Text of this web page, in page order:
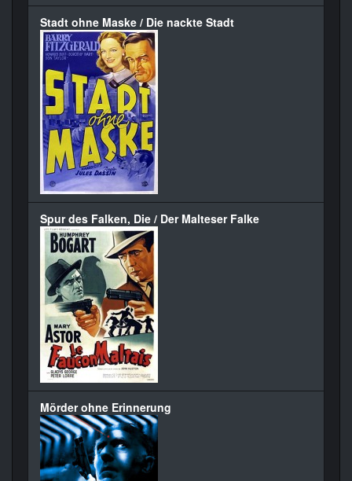
Stadt ohne Maske / Die nackte Stadt
Spur des Falken, Die / Der Malteser Falke
Mörder ohne Erinnerung